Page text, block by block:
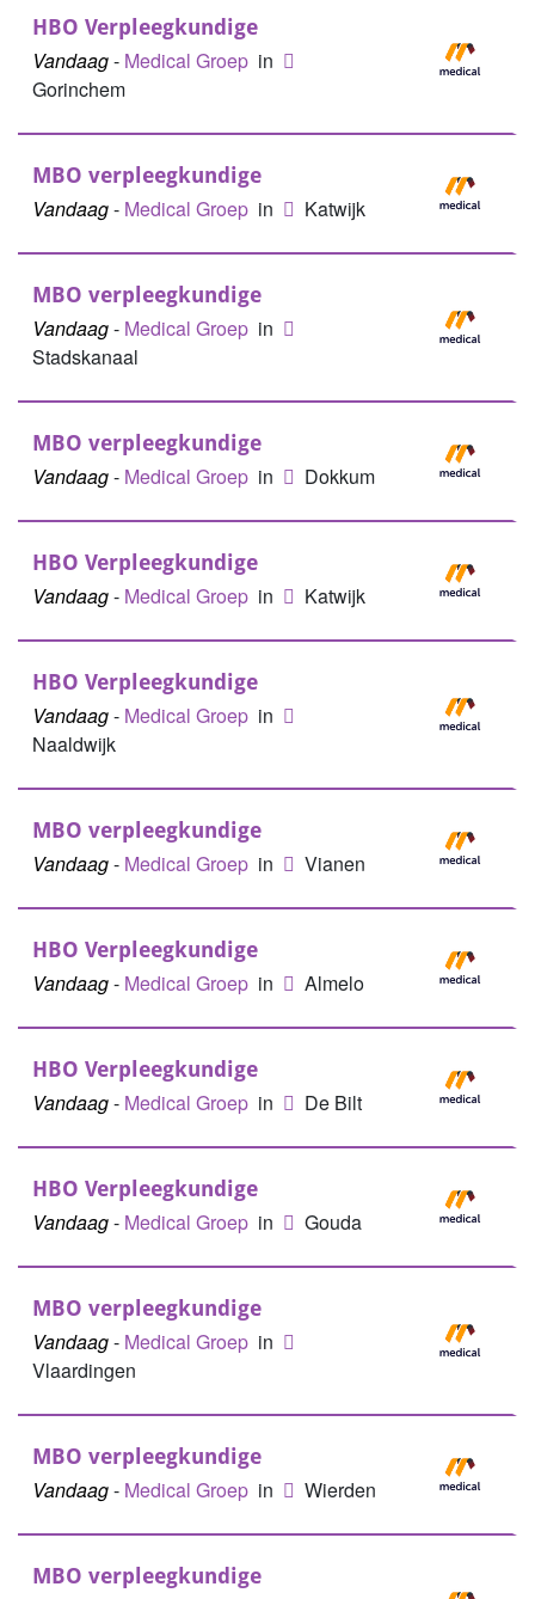
HBO Verpleegkundige
Vandaag- Medical Groep in
Gorinchem
MBO verpleegkundige
Vandaag- Medical Groep in Katwijk
MBO verpleegkundige
Vandaag- Medical Groep in
Stadskanaal
MBO verpleegkundige
Vandaag- Medical Groep in Dokkum
HBO Verpleegkundige
Vandaag- Medical Groep in Katwijk
HBO Verpleegkundige
Vandaag- Medical Groep in
Naaldwijk
MBO verpleegkundige
Vandaag- Medical Groep in Vianen
HBO Verpleegkundige
Vandaag- Medical Groep in Almelo
HBO Verpleegkundige
Vandaag- Medical Groep in De Bilt
HBO Verpleegkundige
Vandaag- Medical Groep in Gouda
MBO verpleegkundige
Vandaag- Medical Groep in
Vlaardingen
MBO verpleegkundige
Vandaag- Medical Groep in Wierden
MBO verpleegkundige